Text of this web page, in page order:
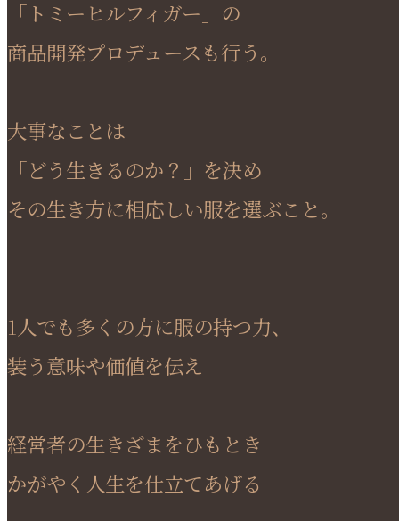
「トミーヒルフィガー」の
商品開発プロデュースも行う。
大事なことは
「どう生きるのか？」を決め
その生き方に相応しい服を選ぶこと。
1人でも多くの方に服の持つ力、
装う意味や価値を伝え
経営者の生きざまをひもとき
かがやく人生を仕立てあげる